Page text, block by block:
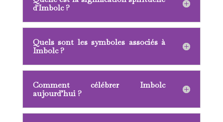
d'Imbolc ?
Quels sont les symboles associés à
Imbolc ?
Comment célébrer Imbolc
aujourd’hui ?